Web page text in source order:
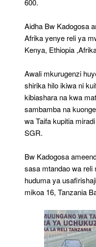
600.
Aidha Bw Kadogosa
Afrika yenye reli ya
Kenya, Ethiopia
Awali mkurugenzi
shirika hilo ikiwa ni
kibiashara na kwa
sambamba na
wa Taifa kupitia
SGR.
Bw Kadogosa
sasa mtandao wa reli
huduma ya
mikoa 16, Tanzania